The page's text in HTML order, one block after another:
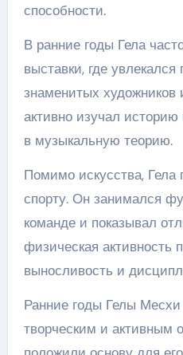
способности.
В ранние годы Гела
выставки, где
знаменитых художников
активно изучал историю
в музыкальную теорию.
Помимо искусства, Гела
спорту. Он занимался
команде и показывал
физическая активность
выносливость и
Ранние годы Гелы
творческим и активным